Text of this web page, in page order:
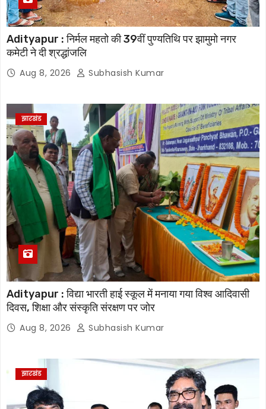
Adityapur : निर्मल महतो की 39वीं पुण्यतिथि पर झामुमो नगर
कमेटी ने दी श्रद्धांजलि
Aug 8, 2026 Subhasish Kumar
झारखंड
Adityapur : विद्या भारती हाई स्कूल में मनाया गया विश्व आदिवासी
दिवस, शिक्षा और संस्कृति संरक्षण पर जोर
Aug 8, 2026 Subhasish Kumar
झारखंड